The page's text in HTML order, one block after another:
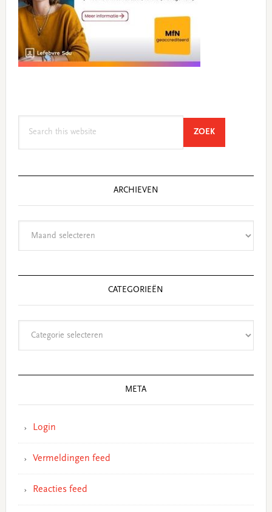
ZOEKSEARCH
ARCHIEVEN
CATEGORIEËN
META
Login
Vermeldingen feed
Reacties feed